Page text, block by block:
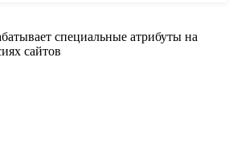
специальные атрибуты на
сайтов